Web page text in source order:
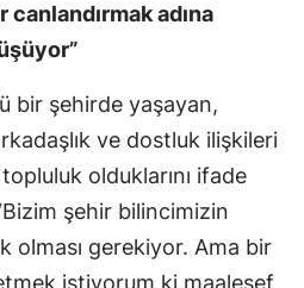
İzmir
Kastamonu
Kayseri
Kırklareli
Kırşehir
adına
bir şehirde yaşayan,
ve dostluk ilişkileri
olduklarını ifade
şehir bilincimizin
olması gerekiyor. Ama bir